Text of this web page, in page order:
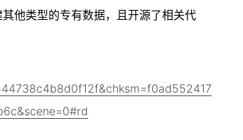
他类型的专有数据，且开源了相关代